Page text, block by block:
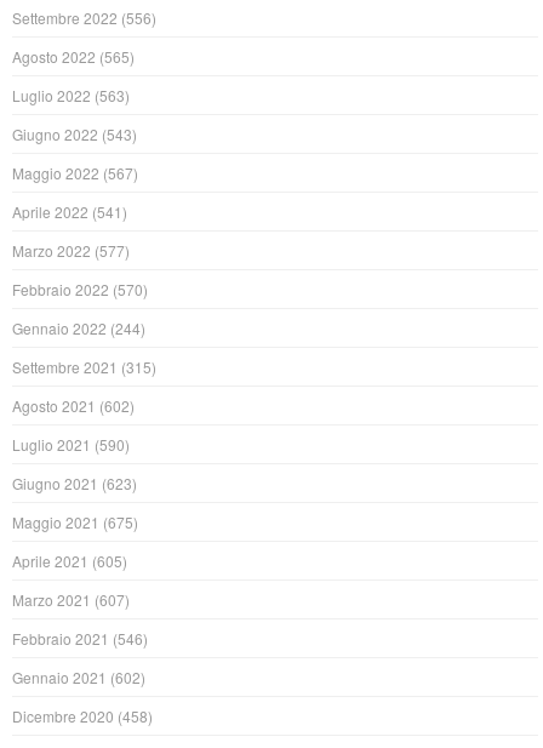
Settembre 2022 (556)
Agosto 2022 (565)
Luglio 2022 (563)
Giugno 2022 (543)
Maggio 2022 (567)
Aprile 2022 (541)
Marzo 2022 (577)
Febbraio 2022 (570)
Gennaio 2022 (244)
Settembre 2021 (315)
Agosto 2021 (602)
Luglio 2021 (590)
Giugno 2021 (623)
Maggio 2021 (675)
Aprile 2021 (605)
Marzo 2021 (607)
Febbraio 2021 (546)
Gennaio 2021 (602)
Dicembre 2020 (458)